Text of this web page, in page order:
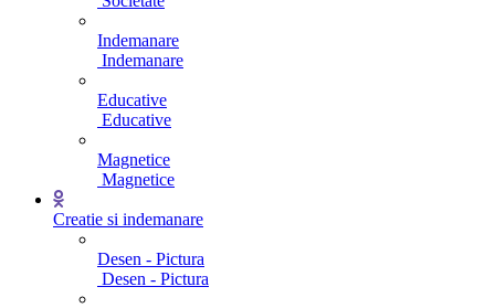
Indemanare
Indemanare
Educative
Educative
Magnetice
Magnetice
Creatie si indemanare
Desen - Pictura
Desen - Pictura